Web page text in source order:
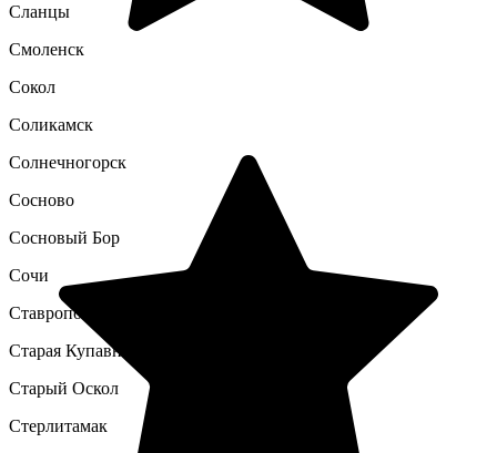
Сланцы
Смоленск
Сокол
Соликамск
Солнечногорск
Сосново
Сосновый Бор
Сочи
Ставрополь
Старая Купавна
Старый Оскол
Стерлитамак